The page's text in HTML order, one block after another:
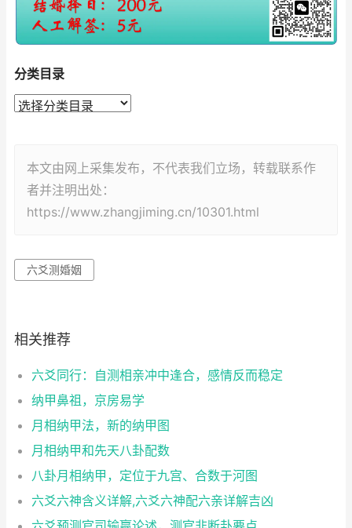
分类目录
本文由网上采集发布，不代表我们立场，转载联系作
者并注明出处：
https://www.zhangjiming.cn/10301.html
六爻测婚姻
相关推荐
六爻同行：自测相亲冲中逢合，感情反而稳定
纳甲鼻祖，京房易学
月相纳甲法，新的纳甲图
月相纳甲和先天八卦配数
八卦月相纳甲，定位于九宫、合数于河图
六爻六神含义详解,六爻六神配六亲详解吉凶